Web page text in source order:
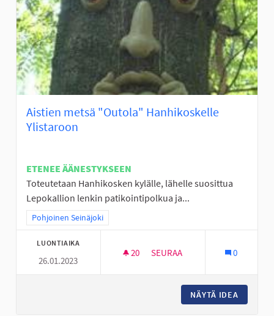
Aistien metsä "Outola" Hanhikoskelle
Ylistaroon
ETENEE ÄÄNESTYKSEEN
Toteutetaan Hanhikosken kylälle, lähelle suosittua
Lepokallion lenkin patikointipolkua ja...
Rajaa tulokset teeman mukaan: Pohjoinen Seinäjoki
Pohjoinen Seinäjoki
LUONTIAIKA
26.01.2023
20 20 SEURAAJAA
SEURAA 0
NÄYTÄ IDEA